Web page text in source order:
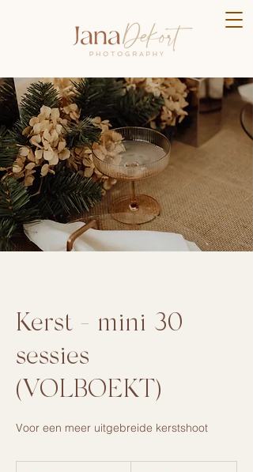
Kerst - mini 30
sessies
(VOLBOEKT)
Voor een meer uitgebreide kerstshoot